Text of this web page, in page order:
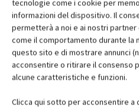
tecnologie come i cookie per
informazioni del dispositivo. Il
permetterà a noi e ai nostri
come il comportamento durante la
questo sito e di mostrare annunci
acconsentire o ritirare il consenso
alcune caratteristiche e funzioni.
Clicca qui sotto per acconsentire